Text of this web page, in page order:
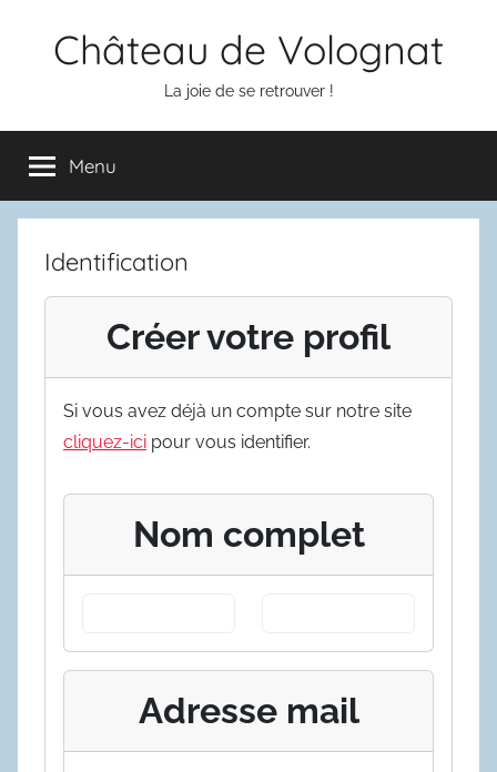
Château de Volognat
La joie de se retrouver !
Menu
Identification
Créer votre profil
Si vous avez déjà un compte sur notre site
cliquez-ici pour vous identifier.
Nom complet
Adresse mail